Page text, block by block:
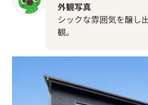
外観写真
シックな雰囲気を醸し
観。